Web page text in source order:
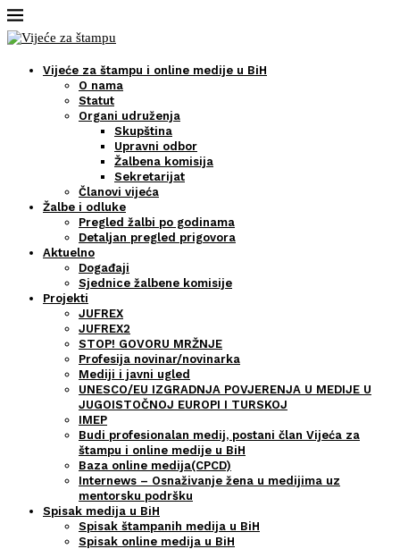
Vijeće za štampu i online medije u BiH
O nama
Statut
Organi udruženja
Skupština
Upravni odbor
Žalbena komisija
Sekretarijat
Članovi vijeća
Žalbe i odluke
Pregled žalbi po godinama
Detaljan pregled prigovora
Aktuelno
Događaji
Sjednice žalbene komisije
Projekti
JUFREX
JUFREX2
STOP! GOVORU MRŽNJE
Profesija novinar/novinarka
Mediji i javni ugled
UNESCO/EU IZGRADNJA POVJERENJA U MEDIJE U
JUGOISTOČNOJ EUROPI I TURSKOJ
IMEP
Budi profesionalan medij, postani član Vijeća za
štampu i online medije u BiH
Baza online medija(CPCD)
Internews – Osnaživanje žena u medijima uz
mentorsku podršku
Spisak medija u BiH
Spisak štampanih medija u BiH
Spisak online medija u BiH